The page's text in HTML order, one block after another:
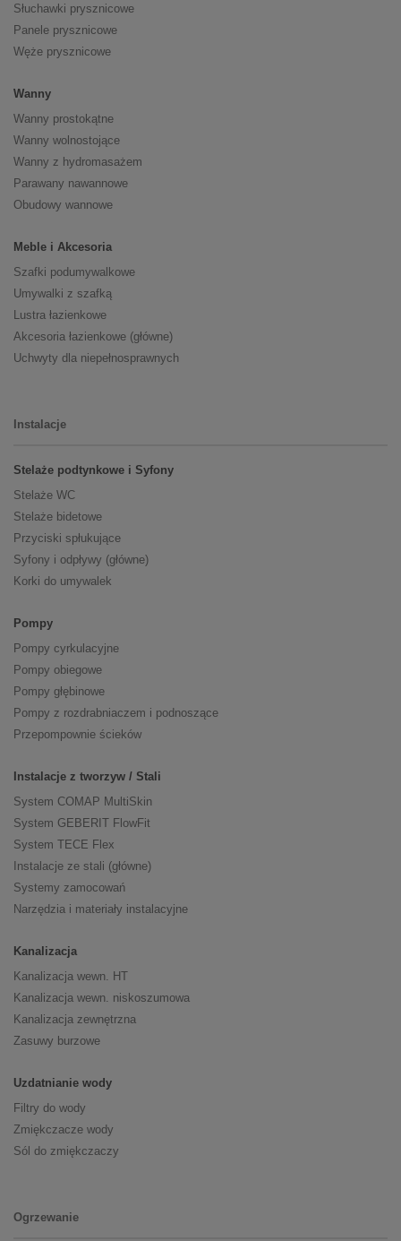
Słuchawki prysznicowe
Panele prysznicowe
Węże prysznicowe
Wanny
Wanny prostokątne
Wanny wolnostojące
Wanny z hydromasażem
Parawany nawannowe
Obudowy wannowe
Meble i Akcesoria
Szafki podumywalkowe
Umywalki z szafką
Lustra łazienkowe
Akcesoria łazienkowe (główne)
Uchwyty dla niepełnosprawnych
Instalacje
Stelaże podtynkowe i Syfony
Stelaże WC
Stelaże bidetowe
Przyciski spłukujące
Syfony i odpływy (główne)
Korki do umywalek
Pompy
Pompy cyrkulacyjne
Pompy obiegowe
Pompy głębinowe
Pompy z rozdrabniaczem i podnoszące
Przepompownie ścieków
Instalacje z tworzyw / Stali
System COMAP MultiSkin
System GEBERIT FlowFit
System TECE Flex
Instalacje ze stali (główne)
Systemy zamocowań
Narzędzia i materiały instalacyjne
Kanalizacja
Kanalizacja wewn. HT
Kanalizacja wewn. niskoszumowa
Kanalizacja zewnętrzna
Zasuwy burzowe
Uzdatnianie wody
Filtry do wody
Zmiękczacze wody
Sól do zmiękczaczy
Ogrzewanie